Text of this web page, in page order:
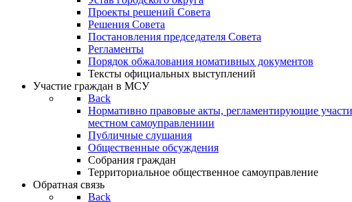
Проекты решений Совета
Решения Совета
Постановления председателя Совета
Регламенты
Порядок обжалования номативных документов
Тексты официальных выступлений
Участие граждан в МСУ
Back
Нормативно правовые акты, регламентирующие
местном самоуправлениии
Публичные слушания
Общественные обсуждения
Собрания граждан
Территориальное общественное самоуправление
Обратная связь
Back